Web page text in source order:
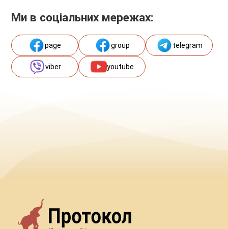
Ми в соціальних мережах:
page group telegram
viber youtube